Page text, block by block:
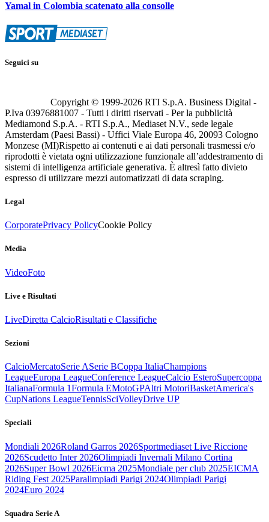
Yamal in Colombia scatenato alla consolle
Seguici su
Copyright © 1999-2026 RTI S.p.A. Business Digital -
P.Iva 03976881007 - Tutti i diritti riservati - Per la pubblicità
Mediamond S.p.A. - RTI S.p.A., Mediaset N.V., sede legale
Amsterdam (Paesi Bassi) - Uffici Viale Europa 46, 20093 Cologno
Monzese (MI)Rispetto ai contenuti e ai dati personali trasmessi e/o
riprodotti è vietata ogni utilizzazione funzionale all’addestramento di
sistemi di intelligenza artificiale generativa. È altresì fatto divieto
espresso di utilizzare mezzi automatizzati di data scraping.
Legal
CorporatePrivacy PolicyCookie Policy
Media
VideoFoto
Live e Risultati
LiveDiretta CalcioRisultati e Classifiche
Sezioni
CalcioMercatoSerie ASerie BCoppa ItaliaChampions
LeagueEuropa LeagueConference LeagueCalcio EsteroSupercoppa
ItalianaFormula 1Formula EMotoGPAltri MotoriBasketAmerica's
CupNations LeagueTennisSciVolleyDrive UP
Speciali
Mondiali 2026Roland Garros 2026Sportmediaset Live Riccione
2026Scudetto Inter 2026Olimpiadi Invernali Milano Cortina
2026Super Bowl 2026Eicma 2025Mondiale per club 2025EICMA
Riding Fest 2025Paralimpiadi Parigi 2024Olimpiadi Parigi
2024Euro 2024
Squadra Serie A